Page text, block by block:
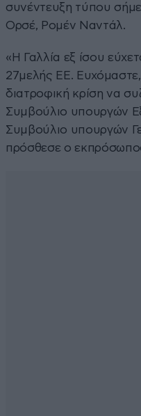
συνέντευξη τύπου
Ορσέ, Ρομέν Ναντάλ.
«Η Γαλλία εξ ίσου
27μελής ΕΕ.
διατροφική κρίση να
Συμβούλιο υπουργών
Συμβούλιο υπουργών
πρόσθεσε ο